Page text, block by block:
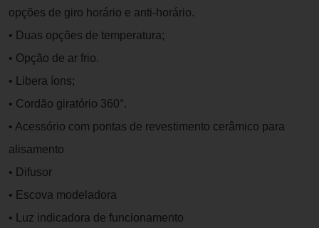
opções de giro horário e anti-horário.
• Duas opções de temperatura;
• Opção de ar frio.
• Libera íons;
• Cordão giratório 360°.
• Acessório com pontas de revestimento cerâmico para
alisamento
• Difusor
• Escova modeladora
• Luz indicadora de funcionamento